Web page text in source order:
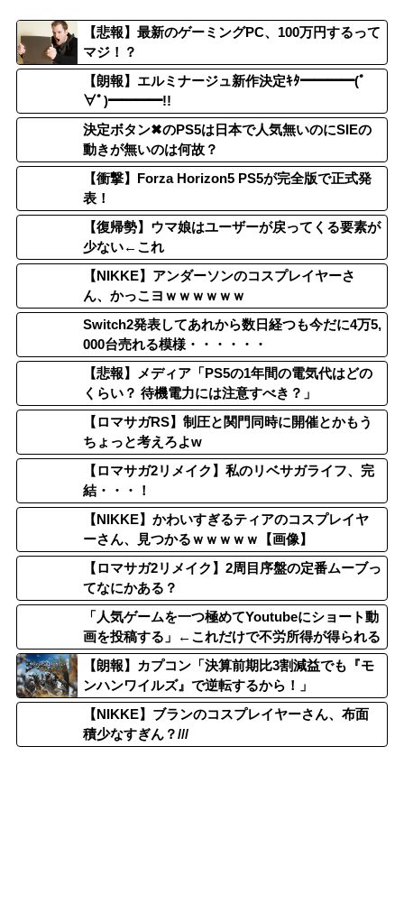
【悲報】最新のゲーミングPC、100万円するって
マジ！？
【朗報】エルミナージュ新作決定ｷﾀ━━━━(ﾟ
∀ﾟ)━━━━!!
決定ボタン✖のPS5は日本で人気無いのにSIEの
動きが無いのは何故？
【衝撃】Forza Horizon5 PS5が完全版で正式発
表！
【復帰勢】ウマ娘はユーザーが戻ってくる要素が
少ない←これ
【NIKKE】アンダーソンのコスプレイヤーさ
ん、かっこヨｗｗｗｗｗｗ
Switch2発表してあれから数日経つも今だに4万5,
000台売れる模様・・・・・・
【悲報】メディア「PS5の1年間の電気代はどの
くらい？ 待機電力には注意すべき？」
【ロマサガRS】制圧と関門同時に開催とかもう
ちょっと考えろよw
【ロマサガ2リメイク】私のリベサガライフ、完
結・・・！
【NIKKE】かわいすぎるティアのコスプレイヤ
ーさん、見つかるｗｗｗｗｗ【画像】
【ロマサガ2リメイク】2周目序盤の定番ムーブっ
てなにかある？
「人気ゲームを一つ極めてYoutubeにショート動
画を投稿する」←これだけで不労所得が得られる
【朗報】カプコン「決算前期比3割減益でも『モ
ンハンワイルズ』で逆転するから！」
【NIKKE】ブランのコスプレイヤーさん、布面
積少なすぎん？///